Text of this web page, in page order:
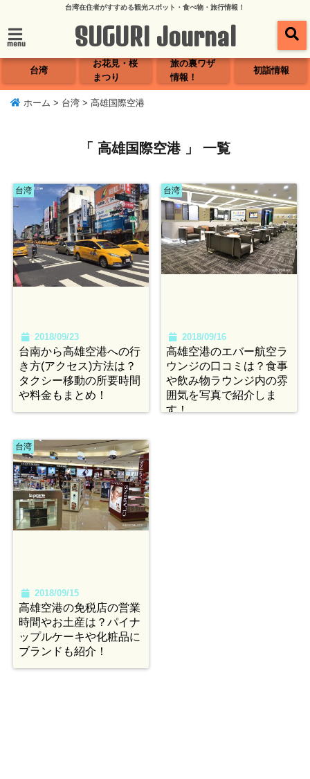
台湾在住者がすすめる観光スポット・食べ物・旅行情報！
menu SUGURI Journal
台湾
お花見・桜
まつり
旅の裏ワザ
情報！
初詣情報
ホーム > 台湾 > 高雄国際空港
「 高雄国際空港 」 一覧
台湾
2018/09/23
台南から高雄空港への行
き方(アクセス)方法は？
タクシー移動の所要時間
や料金もまとめ！
台湾
2018/09/16
高雄空港のエバー航空ラ
ウンジの口コミは？食事
や飲み物ラウンジ内の雰
囲気を写真で紹介しま
す！
台湾
2018/09/15
高雄空港の免税店の営業
時間やお土産は？パイナ
ップルケーキや化粧品に
ブランドも紹介！